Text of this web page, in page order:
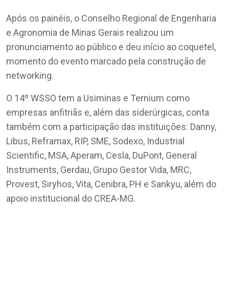
Após os painéis, o Conselho Regional de Engenharia
e Agronomia de Minas Gerais realizou um
pronunciamento ao público e deu início ao coquetel,
momento do evento marcado pela construção de
networking.
O 14º WSSO tem a Usiminas e Ternium como
empresas anfitriãs e, além das siderúrgicas, conta
também com a participação das instituições: Danny,
Libus, Reframax, RIP, SME, Sodexo, Industrial
Scientific, MSA, Aperam, Cesla, DuPont, General
Instruments, Gerdau, Grupo Gestor Vida, MRC,
Provest, Siryhos, Vita, Cenibra, PH e Sankyu, além do
apoio institucional do CREA-MG.